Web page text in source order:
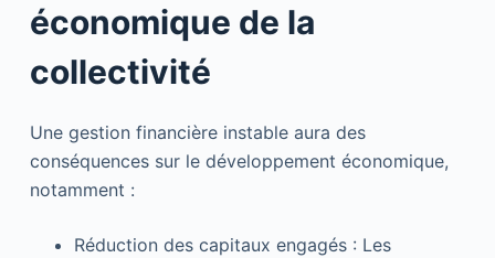
économique de la
collectivité
Une gestion financière instable aura des
conséquences sur le développement économique,
notamment :
Réduction des capitaux engagés : Les